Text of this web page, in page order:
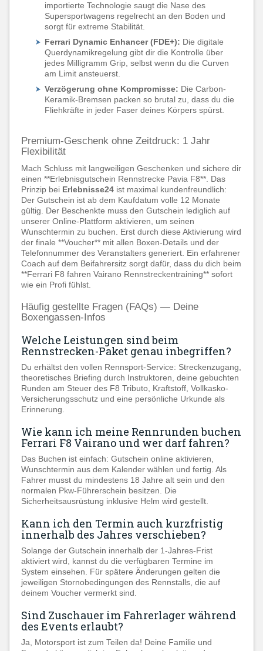
importierte Technologie saugt die Nase des
Supersportwagens regelrecht an den Boden und
sorgt für extreme Stabilität.
Ferrari Dynamic Enhancer (FDE+): Die digitale
Querdynamikregelung gibt dir die Kontrolle über
jedes Milligramm Grip, selbst wenn du die Curven
am Limit ansteuerst.
Verzögerung ohne Kompromisse: Die Carbon-
Keramik-Bremsen packen so brutal zu, dass du die
Fliehkräfte in jeder Faser deines Körpers spürst.
Premium-Geschenk ohne Zeitdruck: 1 Jahr
Flexibilität
Mach Schluss mit langweiligen Geschenken und sichere dir
einen **Erlebnisgutschein Rennstrecke Pavia F8**. Das
Prinzip bei Erlebnisse24 ist maximal kundenfreundlich:
Der Gutschein ist ab dem Kaufdatum volle 12 Monate
gültig. Der Beschenkte muss den Gutschein lediglich auf
unserer Online-Plattform aktivieren, um seinen
Wunschtermin zu buchen. Erst durch diese Aktivierung wird
der finale **Voucher** mit allen Boxen-Details und der
Telefonnummer des Veranstalters generiert. Ein erfahrener
Coach auf dem Beifahrersitz sorgt dafür, dass du dich beim
**Ferrari F8 fahren Vairano Rennstreckentraining** sofort
wie ein Profi fühlst.
Häufig gestellte Fragen (FAQs) — Deine
Boxengassen-Infos
Welche Leistungen sind beim
Rennstrecken-Paket genau inbegriffen?
Du erhältst den vollen Rennsport-Service: Streckenzugang,
theoretisches Briefing durch Instruktoren, deine gebuchten
Runden am Steuer des F8 Tributo, Kraftstoff, Vollkasko-
Versicherungsschutz und eine persönliche Urkunde als
Erinnerung.
Wie kann ich meine Rennrunden buchen
Ferrari F8 Vairano und wer darf fahren?
Das Buchen ist einfach: Gutschein online aktivieren,
Wunschtermin aus dem Kalender wählen und fertig. Als
Fahrer musst du mindestens 18 Jahre alt sein und den
normalen Pkw-Führerschein besitzen. Die
Sicherheitsausrüstung inklusive Helm wird gestellt.
Kann ich den Termin auch kurzfristig
innerhalb des Jahres verschieben?
Solange der Gutschein innerhalb der 1-Jahres-Frist
aktiviert wird, kannst du die verfügbaren Termine im
System einsehen. Für spätere Änderungen gelten die
jeweiligen Stornobedingungen des Rennstalls, die auf
deinem Voucher vermerkt sind.
Sind Zuschauer im Fahrerlager während
des Events erlaubt?
Ja, Motorsport ist zum Teilen da! Deine Familie und